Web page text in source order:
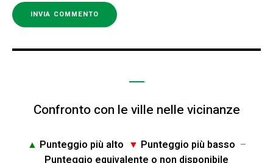
Confronto con le ville nelle vicinanze
▲ Punteggio più alto ▼ Punteggio più basso –
Punteggio equivalente o non disponibile